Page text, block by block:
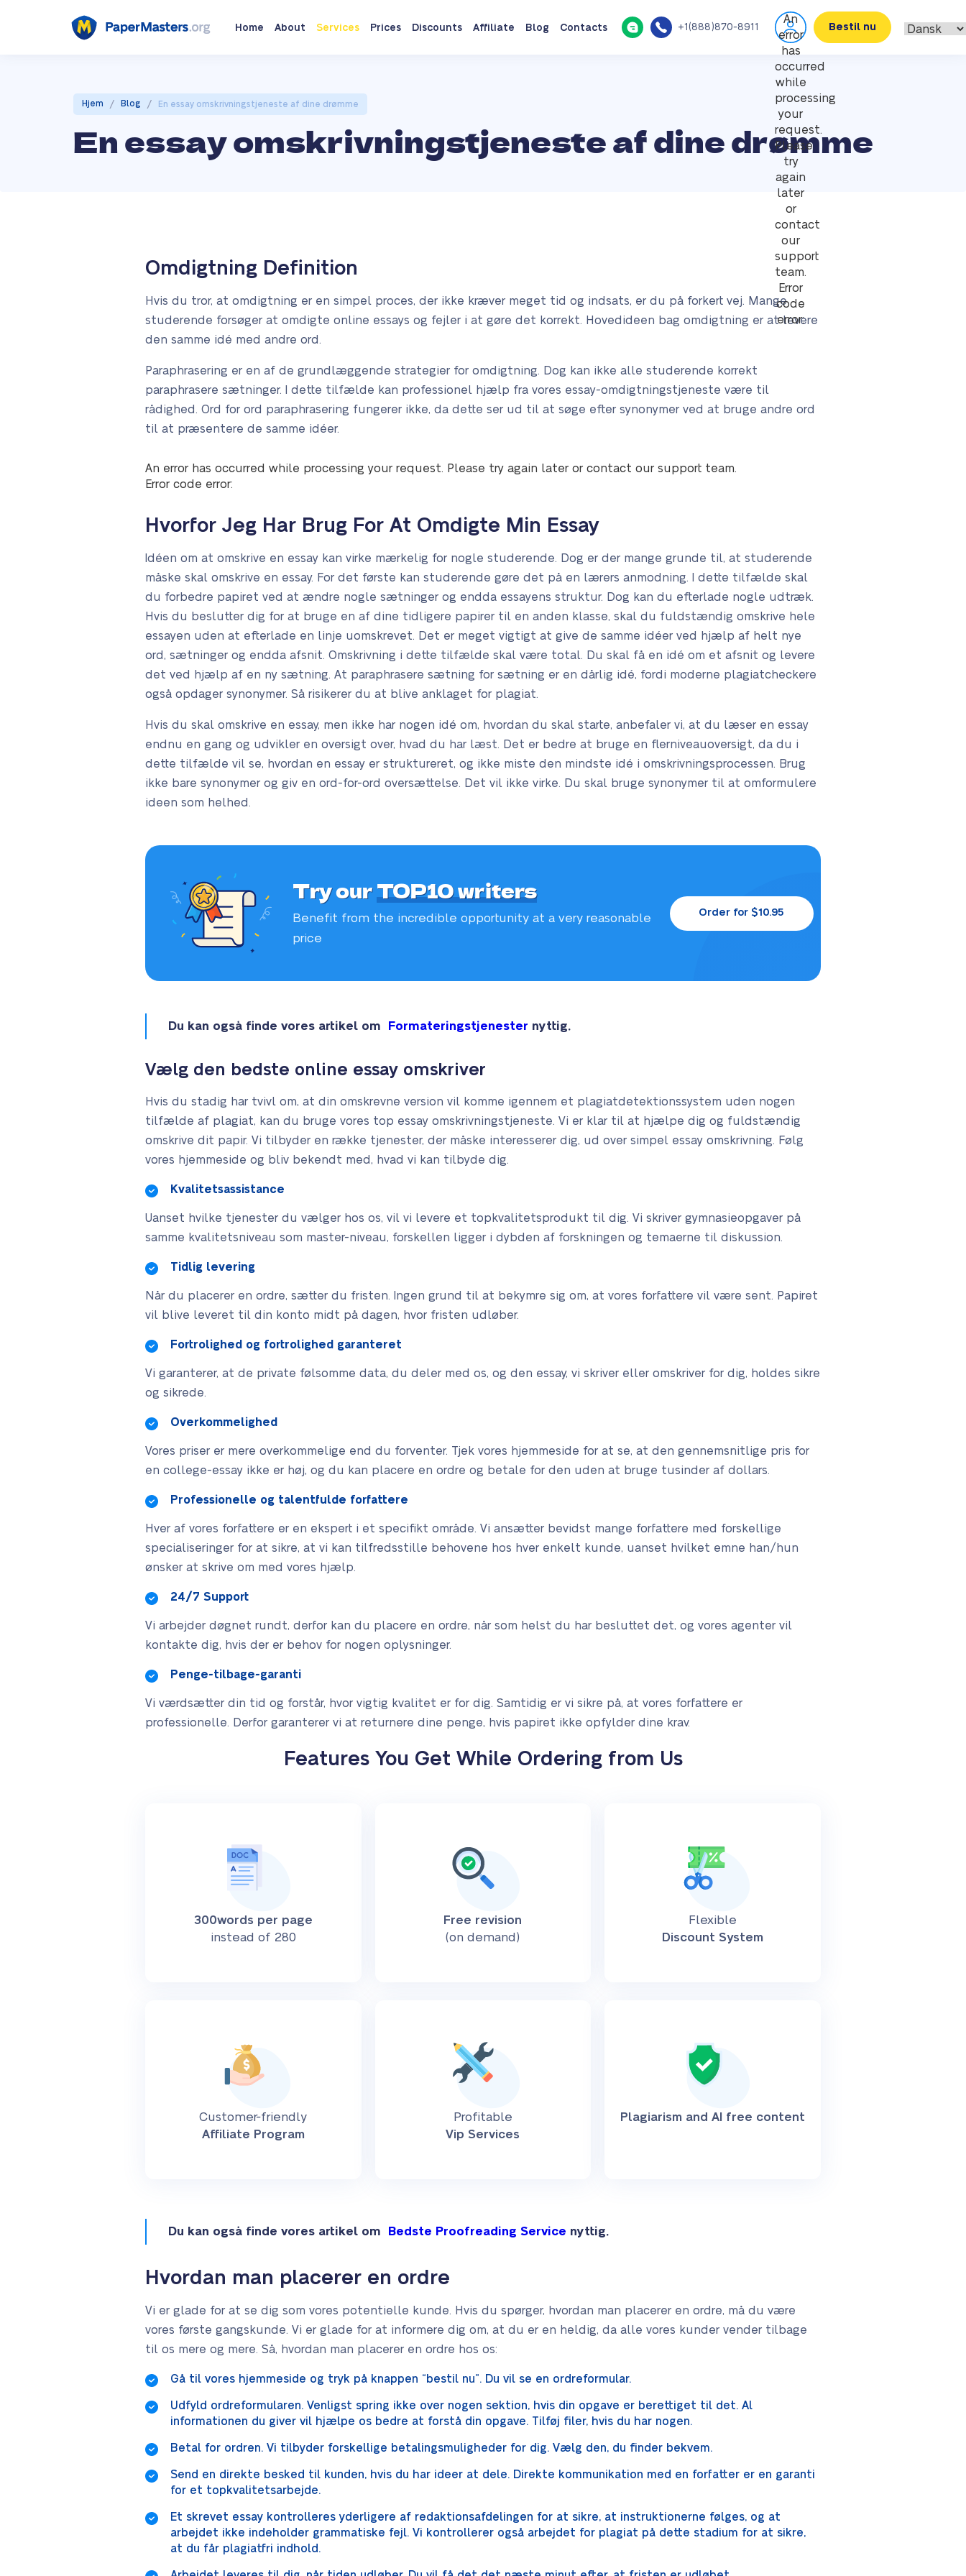
Home About Services Prices Discounts Affiliate Blog Contacts +1(888)870-8911
An
error
has
occurred
while
processing
your
request.
Please
try
again
later
or
contact
our
support
team.
Error
code
error:
Bestil nu
Hjem / Blog / En essay omskrivningstjeneste af dine drømme
En essay omskrivningstjeneste af dine drømme
Omdigtning Definition
Hvis du tror, at omdigtning er en simpel proces, der ikke kræver meget tid og indsats, er du på forkert vej. Mange
studerende forsøger at omdigte online essays og fejler i at gøre det korrekt. Hovedideen bag omdigtning er at levere
den samme idé med andre ord.
Paraphrasering er en af de grundlæggende strategier for omdigtning. Dog kan ikke alle studerende korrekt
paraphrasere sætninger. I dette tilfælde kan professionel hjælp fra vores essay-omdigtningstjeneste være til
rådighed. Ord for ord paraphrasering fungerer ikke, da dette ser ud til at søge efter synonymer ved at bruge andre ord
til at præsentere de samme idéer.
An error has occurred while processing your request. Please try again later or contact our support team.
Error code error:
Hvorfor Jeg Har Brug For At Omdigte Min Essay
Idéen om at omskrive en essay kan virke mærkelig for nogle studerende. Dog er der mange grunde til, at studerende
måske skal omskrive en essay. For det første kan studerende gøre det på en lærers anmodning. I dette tilfælde skal
du forbedre papiret ved at ændre nogle sætninger og endda essayens struktur. Dog kan du efterlade nogle udtræk.
Hvis du beslutter dig for at bruge en af dine tidligere papirer til en anden klasse, skal du fuldstændig omskrive hele
essayen uden at efterlade en linje uomskrevet. Det er meget vigtigt at give de samme idéer ved hjælp af helt nye
ord, sætninger og endda afsnit. Omskrivning i dette tilfælde skal være total. Du skal få en idé om et afsnit og levere
det ved hjælp af en ny sætning. At paraphrasere sætning for sætning er en dårlig idé, fordi moderne plagiatcheckere
også opdager synonymer. Så risikerer du at blive anklaget for plagiat.
Hvis du skal omskrive en essay, men ikke har nogen idé om, hvordan du skal starte, anbefaler vi, at du læser en essay
endnu en gang og udvikler en oversigt over, hvad du har læst. Det er bedre at bruge en flerniveauoversigt, da du i
dette tilfælde vil se, hvordan en essay er struktureret, og ikke miste den mindste idé i omskrivningsprocessen. Brug
ikke bare synonymer og giv en ord-for-ord oversættelse. Det vil ikke virke. Du skal bruge synonymer til at omformulere
ideen som helhed.
Try ourTOP10 writers
Benefit from the incredible opportunity at a very reasonable
price
Order for $10.95
Du kan også finde vores artikel om Formateringstjenester nyttig.
Vælg den bedste online essay omskriver
Hvis du stadig har tvivl om, at din omskrevne version vil komme igennem et plagiatdetektionssystem uden nogen
tilfælde af plagiat, kan du bruge vores top essay omskrivningstjeneste. Vi er klar til at hjælpe dig og fuldstændig
omskrive dit papir. Vi tilbyder en række tjenester, der måske interesserer dig, ud over simpel essay omskrivning. Følg
vores hjemmeside og bliv bekendt med, hvad vi kan tilbyde dig.
Kvalitetsassistance
Uanset hvilke tjenester du vælger hos os, vil vi levere et topkvalitetsprodukt til dig. Vi skriver gymnasieopgaver på
samme kvalitetsniveau som master-niveau, forskellen ligger i dybden af forskningen og temaerne til diskussion.
Tidlig levering
Når du placerer en ordre, sætter du fristen. Ingen grund til at bekymre sig om, at vores forfattere vil være sent. Papiret
vil blive leveret til din konto midt på dagen, hvor fristen udløber.
Fortrolighed og fortrolighed garanteret
Vi garanterer, at de private følsomme data, du deler med os, og den essay, vi skriver eller omskriver for dig, holdes sikre
og sikrede.
Overkommelighed
Vores priser er mere overkommelige end du forventer. Tjek vores hjemmeside for at se, at den gennemsnitlige pris for
en college-essay ikke er høj, og du kan placere en ordre og betale for den uden at bruge tusinder af dollars.
Professionelle og talentfulde forfattere
Hver af vores forfattere er en ekspert i et specifikt område. Vi ansætter bevidst mange forfattere med forskellige
specialiseringer for at sikre, at vi kan tilfredsstille behovene hos hver enkelt kunde, uanset hvilket emne han/hun
ønsker at skrive om med vores hjælp.
24/7 Support
Vi arbejder døgnet rundt, derfor kan du placere en ordre, når som helst du har besluttet det, og vores agenter vil
kontakte dig, hvis der er behov for nogen oplysninger.
Penge-tilbage-garanti
Vi værdsætter din tid og forstår, hvor vigtig kvalitet er for dig. Samtidig er vi sikre på, at vores forfattere er
professionelle. Derfor garanterer vi at returnere dine penge, hvis papiret ikke opfylder dine krav.
Features You Get While Ordering from Us
300words per page
instead of 280
Free revision
(on demand)
Flexible
Discount System
Customer-friendly
Affiliate Program
Profitable
Vip Services
Plagiarism and AI free content
Du kan også finde vores artikel om Bedste Proofreading Service nyttig.
Hvordan man placerer en ordre
Vi er glade for at se dig som vores potentielle kunde. Hvis du spørger, hvordan man placerer en ordre, må du være
vores første gangskunde. Vi er glade for at informere dig om, at du er en heldig, da alle vores kunder vender tilbage
til os mere og mere. Så, hvordan man placerer en ordre hos os:
Gå til vores hjemmeside og tryk på knappen “bestil nu”. Du vil se en ordreformular.
Udfyld ordreformularen. Venligst spring ikke over nogen sektion, hvis din opgave er berettiget til det. Al
informationen du giver vil hjælpe os bedre at forstå din opgave. Tilføj filer, hvis du har nogen.
Betal for ordren. Vi tilbyder forskellige betalingsmuligheder for dig. Vælg den, du finder bekvem.
Send en direkte besked til kunden, hvis du har ideer at dele. Direkte kommunikation med en forfatter er en garanti
for et topkvalitetsarbejde.
Et skrevet essay kontrolleres yderligere af redaktionsafdelingen for at sikre, at instruktionerne følges, og at
arbejdet ikke indeholder grammatiske fejl. Vi kontrollerer også arbejdet for plagiat på dette stadium for at sikre,
at du får plagiatfri indhold.